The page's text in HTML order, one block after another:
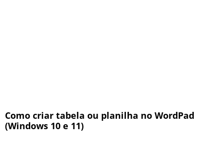
Como criar tabela ou planilha no WordPad
(Windows 10 e 11)